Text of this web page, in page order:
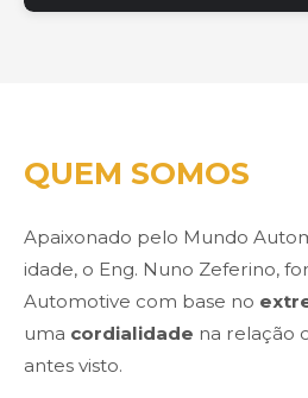
QUEM SOMOS
Apaixonado pelo Mundo
idade, o Eng. Nuno Zeferino,
Automotive com base no
uma cordialidade na relação
antes visto.